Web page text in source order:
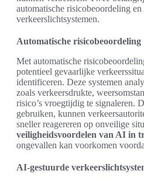
automatische risicobeoordeling
verkeerslichtsystemen.
Automatische risicobeoordeling
Met automatische
potentieel gevaarlijke
identificeren. Deze systemen
zoals verkeersdrukte,
risico’s vroegtijdig te signaleren.
gebruiken, kunnen
sneller reagereren op onveilige
veiligheidsvoordelen van AI in
ongevallen kan voorkomen
AI-gestuurde